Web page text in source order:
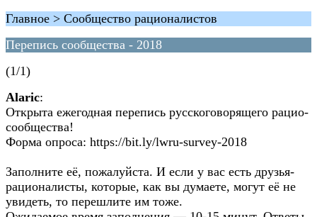
Главное > Сообщество рационалистов
Перепись сообщества - 2018
(1/1)
Alaric:
Открыта ежегодная перепись русскоговорящего рацио-
сообщества!
Форма опроса: https://bit.ly/lwru-survey-2018
Заполните её, пожалуйста. И если у вас есть друзья-
рационалисты, которые, как вы думаете, могут её не
увидеть, то перешлите им тоже.